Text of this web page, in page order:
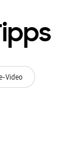
Video